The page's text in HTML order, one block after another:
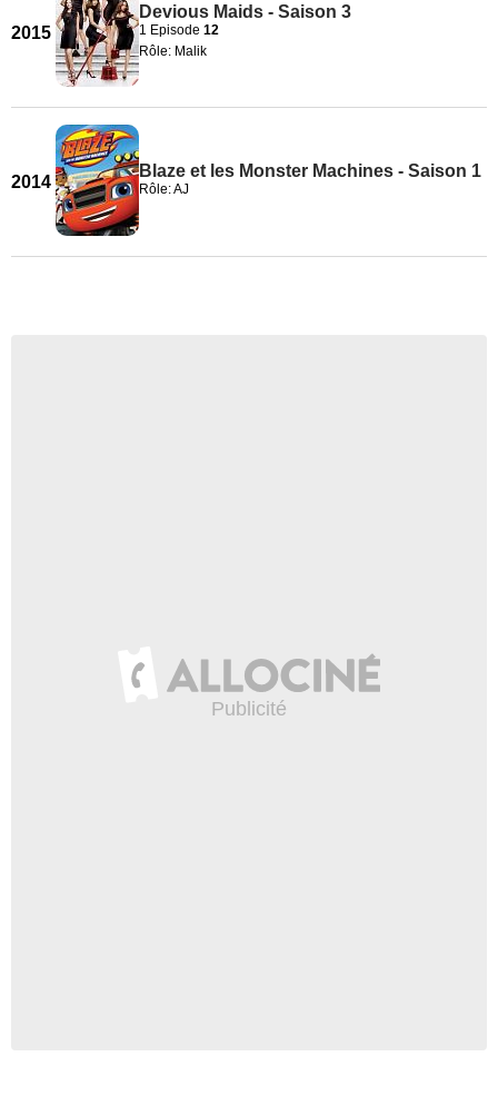
2015
Devious Maids - Saison 3
1 Episode 12
Rôle: Malik
2014
Blaze et les Monster Machines - Saison 1
Rôle: AJ